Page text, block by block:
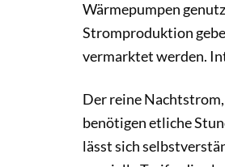
Wärmepumpen
Stromproduktion
vermarktet werden.
Der reine
benötigen etliche
lässt sich